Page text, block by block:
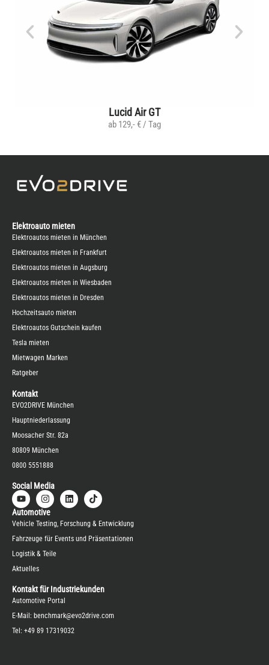
Lucid Air GT
ab 129,- € / Tag
Elektroauto mieten
Elektroautos mieten in München
Elektroautos mieten in Frankfurt
Elektroautos mieten in Augsburg
Elektroautos mieten in Wiesbaden
Elektroautos mieten in Dresden
Hochzeitsauto mieten
Elektroautos Gutschein kaufen
Tesla mieten
Mietwagen Marken
Ratgeber
Kontakt
EVO2DRIVE München
Hauptniederlassung
Moosacher Str. 82a
80809 München
0800 5551888
Social Media
Automotive
Vehicle Testing, Forschung & Entwicklung
Fahrzeuge für Events und Präsentationen
Logistik & Teile
Aktuelles
Kontakt für Industriekunden
Automotive Portal
E-Mail: benchmark@evo2drive.com
Tel: +49 89 17319032